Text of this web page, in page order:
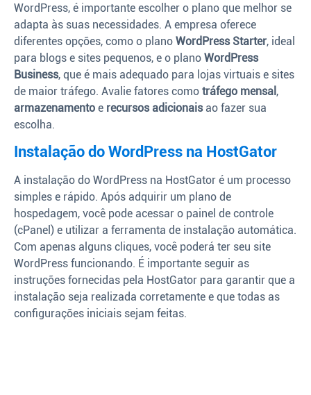
WordPress, é importante escolher o plano que melhor se
adapta às suas necessidades. A empresa oferece
diferentes opções, como o plano WordPress Starter, ideal
para blogs e sites pequenos, e o plano WordPress
Business, que é mais adequado para lojas virtuais e sites
de maior tráfego. Avalie fatores como tráfego mensal ,
armazenamento e recursos adicionaisao fazer sua
escolha.
Instalação do WordPress na HostGator
A instalação do WordPress na HostGator é um processo
simples e rápido. Após adquirir um plano de
hospedagem, você pode acessar o painel de controle
(cPanel) e utilizar a ferramenta de instalação automática.
Com apenas alguns cliques, você poderá ter seu site
WordPress funcionando. É importante seguir as
instruções fornecidas pela HostGator para garantir que a
instalação seja realizada corretamente e que todas as
configurações iniciais sejam feitas.